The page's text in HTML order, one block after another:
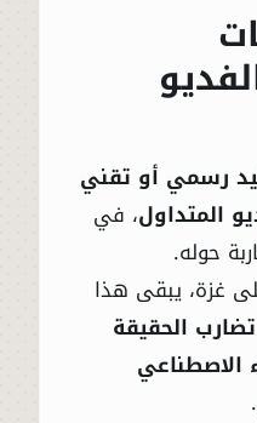
رسمي أو تقني
المتداول، في
حوله.
غزة، يبقى هذا
تضارب الحقيقة
الاصطناعي
.